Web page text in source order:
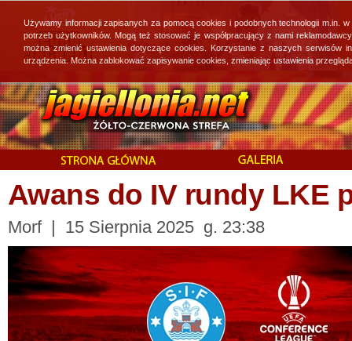
Awans do IV rundy LKE
Morf | 15 Sierpnia 2025 g. 23:38
Używamy informacji zapisanych za pomocą cookies i podobnych technologii
potrzeb użytkowników. Mogą też stosować je współpracujący z nami
można zmienić ustawienia dotyczące cookies. Korzystanie z naszych
urządzenia. Można zablokować zapisywanie cookies, zmieniając ustawienia